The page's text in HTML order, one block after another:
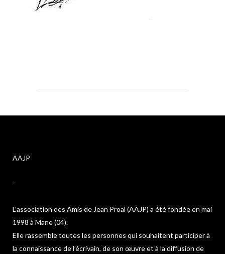
AAJP
-
L’association des Amis de Jean Proal (AAJP) a été fondée en mai
1998 à Mane (04).
Elle rassemble toutes les personnes qui souhaitent participer à
la connaissance de l’écrivain, de son œuvre et à la diffusion de